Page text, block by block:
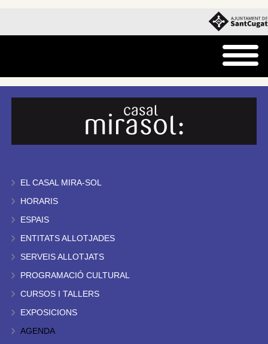
EL CASAL MIRA-SOL
HORARIS
ESPAIS
ENTITATS ALLOTJADES
SERVEIS ALLOTJATS
PROGRAMACIÓ CULTURAL
CURSOS I TALLERS
EXPOSICIONS
AGENDA